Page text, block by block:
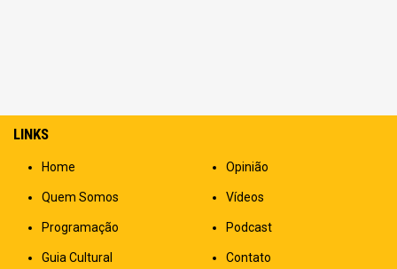
LINKS
Home
Quem Somos
Programação
Guia Cultural
Opinião
Vídeos
Podcast
Contato